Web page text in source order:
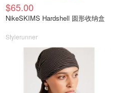
$65.00
NikeSKIMS Hardshell 圆形收纳盒
Stylerunner